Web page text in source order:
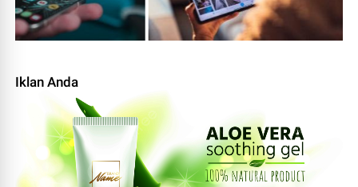
Iklan Anda